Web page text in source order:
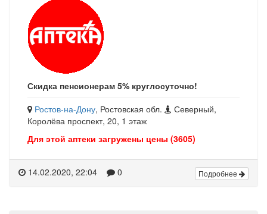
Скидка пенсионерам 5% круглосуточно!
Ростов-на-Дону, Ростовская обл.
Северный,
Королёва проспект, 20, 1 этаж
Для этой аптеки загружены цены (3605)
14.02.2020, 22:04 0 Подробнее